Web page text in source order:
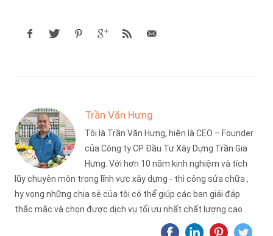
Trần Văn Hưng
Tôi là Trần Văn Hưng, hiện là CEO – Founder
của Công ty CP Đầu Tư Xây Dựng Trần Gia
Hưng. Với hơn 10 năm kinh nghiệm và tích
lũy chuyên môn trong lĩnh vực xây dựng - thi công sửa chữa ,
hy vọng những chia sẻ của tôi có thể giúp các bạn giải đáp
thắc mắc và chọn được dịch vụ tối ưu nhất chất lượng cao .